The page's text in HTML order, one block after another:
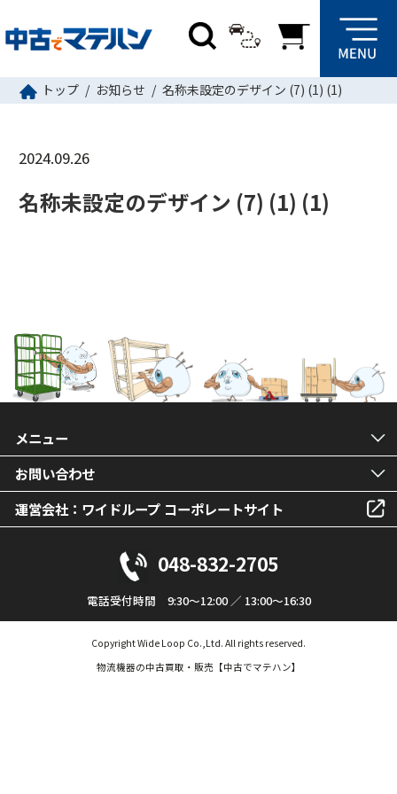
トップ お知らせ 名称未設定のデザイン (7) (1) (1)
2024.09.26
名称未設定のデザイン (7) (1) (1)
メニュー
お問い合わせ
運営会社：ワイドループ コーポレートサイト
048-832-2705
電話受付時間 9:30～12:00 ／ 13:00～16:30
Copyright Wide Loop Co.,Ltd. All rights reserved.
物流機器の中古買取・販売【中古でマテハン】